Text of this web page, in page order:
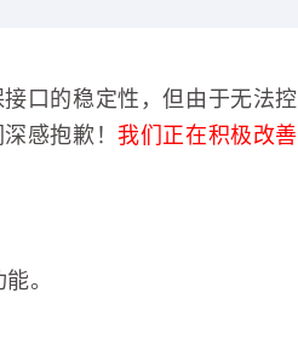
口的稳定性，但由于无法控
感抱歉！ 我们正在积极改善
。